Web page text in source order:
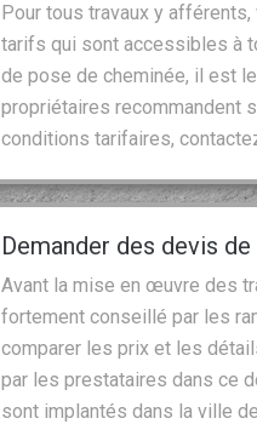
Pour tous travaux y
tarifs qui sont accessibles à
de pose de cheminée, il est
propriétaires recommandent
conditions tarifaires,
Demander des devis
Avant la mise en œuvre des
fortement conseillé par les
comparer les prix et les
par les prestataires dans ce
sont implantés dans la ville